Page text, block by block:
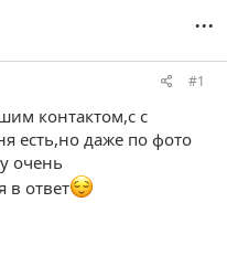
...
#1
контактом,с с
есть,но даже по фото
очень
в ответ